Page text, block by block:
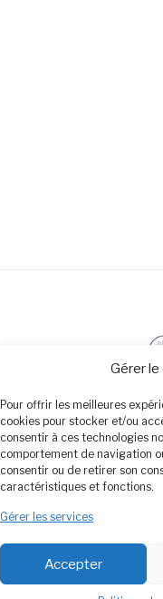
Gérer
Pour offrir les meilleures
cookies pour stocker et/ou
consentir à ces technologies
comportement de navigation
consentir ou de retirer son
caractéristiques et fonctions.
Gérer les services
Accepter